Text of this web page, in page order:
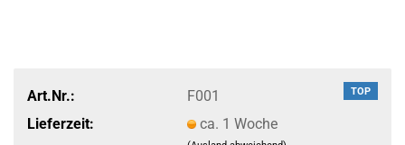
TOP
Art.Nr.:
F001
Lieferzeit:
ca. 1 Woche